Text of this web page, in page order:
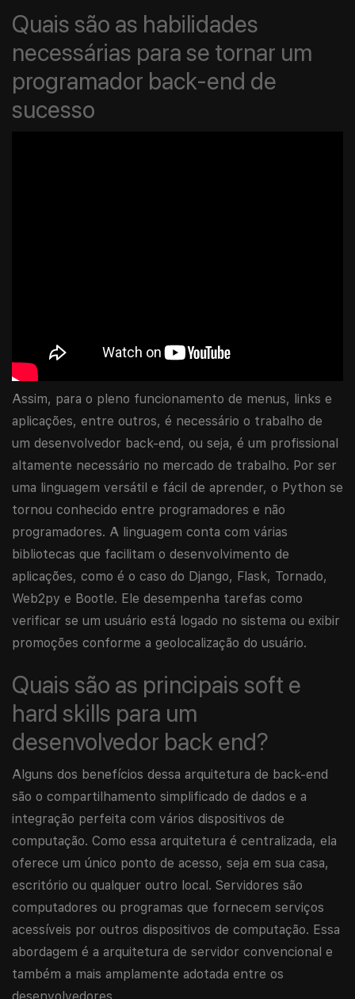
Quais são as habilidades
necessárias para se tornar um
programador back-end de
sucesso
Assim, para o pleno funcionamento de menus, links e
aplicações, entre outros, é necessário o trabalho de
um desenvolvedor back-end, ou seja, é um profissional
altamente necessário no mercado de trabalho. Por ser
uma linguagem versátil e fácil de aprender, o Python se
tornou conhecido entre programadores e não
programadores. A linguagem conta com várias
bibliotecas que facilitam o desenvolvimento de
aplicações, como é o caso do Django, Flask, Tornado,
Web2py e Bootle. Ele desempenha tarefas como
verificar se um usuário está logado no sistema ou exibir
promoções conforme a geolocalização do usuário.
Quais são as principais soft e
hard skills para um
desenvolvedor back end?
Alguns dos benefícios dessa arquitetura de back-end
são o compartilhamento simplificado de dados e a
integração perfeita com vários dispositivos de
computação. Como essa arquitetura é centralizada, ela
oferece um único ponto de acesso, seja em sua casa,
escritório ou qualquer outro local. Servidores são
computadores ou programas que fornecem serviços
acessíveis por outros dispositivos de computação. Essa
abordagem é a arquitetura de servidor convencional e
também a mais amplamente adotada entre os
desenvolvedores.